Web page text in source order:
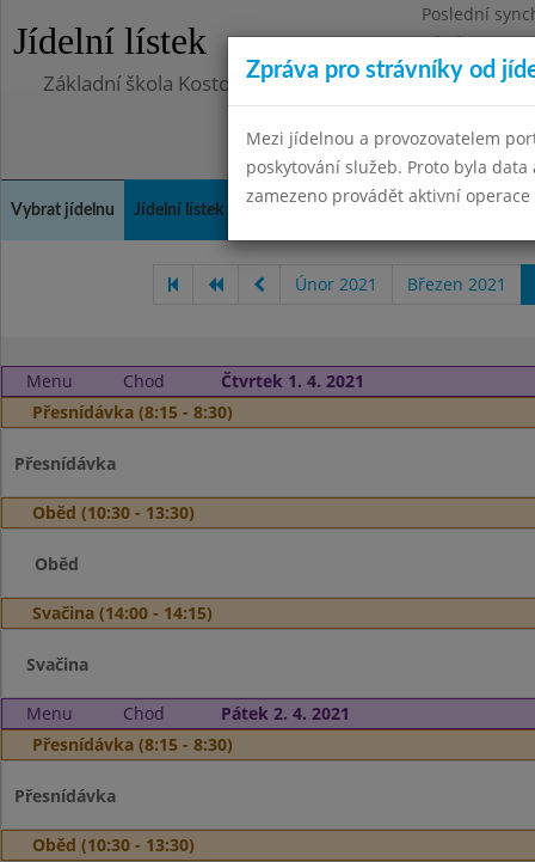
Jídelní lístek
Poslední
Pátek
Základní škola Kostomlaty nad Labem, příspěvková
Vybrat jídelnu Jídelní lístek Kontakty a informace
Únor 2021 Březen 2021
Menu Chod
Čtvrtek 1. 4. 2021
Přesnídávka (8:15 - 8:30)
Přesnídávka
Oběd (10:30 - 13:30)
Oběd
Svačina (14:00 - 14:15)
Svačina
Menu Chod
Pátek 2. 4. 2021
Přesnídávka (8:15 - 8:30)
Přesnídávka
Oběd (10:30 - 13:30)
Zpráva pro strávníky od
Mezi jídelnou a provozovatelem
poskytování služeb. Proto byla
zamezeno provádět aktivní